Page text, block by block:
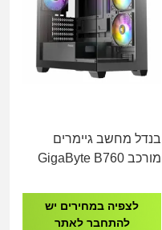
בנדל מחשב גיימרים
מורכב GigaByte B760
500GB NVME
לצפיה במחירים יש
להתחבר לאתר